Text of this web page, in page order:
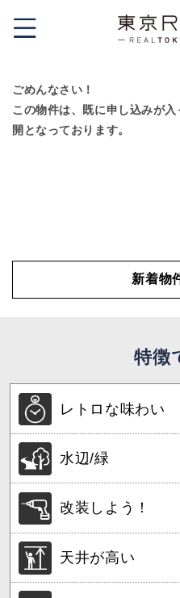
ごめんなさい！
この物件は、既に申し込みが
開となっております。
新着物
特徴
レトロな味わい
水辺/緑
改装しよう！
天井が高い